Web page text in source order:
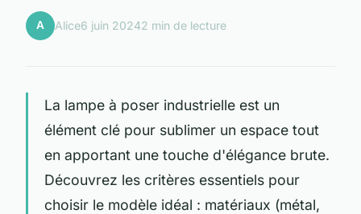
A Alice6 juin 20242 min de lecture
La lampe à poser industrielle est un
élément clé pour sublimer un espace tout
en apportant une touche d'élégance brute.
Découvrez les critères essentiels pour
choisir le modèle idéal : matériaux (métal,